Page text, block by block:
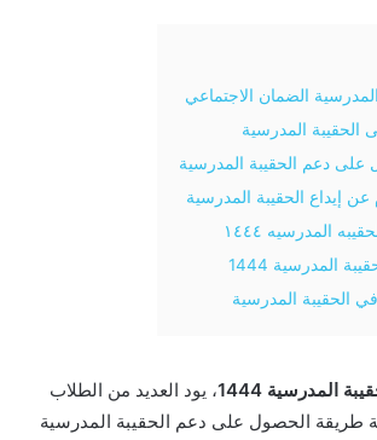
الضمان الاجتماعي
المدرسية
دعم الحقيبة المدرسية
إيداع الحقيبة المدرسية
المدرسيه ١٤٤٤
المدرسية 1444
الحقيبة المدرسية
المدرسية 1444
، يود العديد من الطلاب
طريقة الحصول على دعم الحقيبة المدرسية